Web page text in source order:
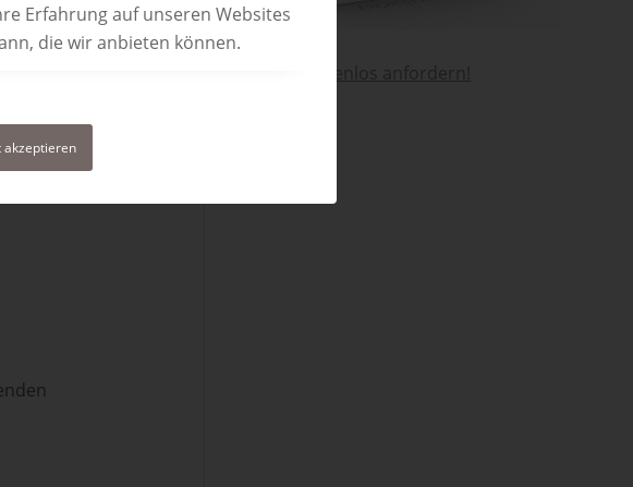
Erfahrung auf unseren Websites
die wir anbieten können.
akzeptieren